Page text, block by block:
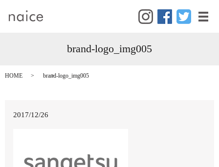
メ
brand-logo_img005
HOME brand-logo_img005
2017/12/26